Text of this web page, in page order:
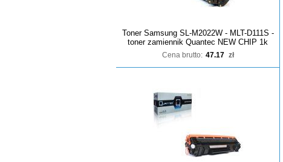
Toner Samsung SL-M2022W - MLT-D111S -
toner zamiennik Quantec NEW CHIP 1k
Cena brutto: 47.17 zł